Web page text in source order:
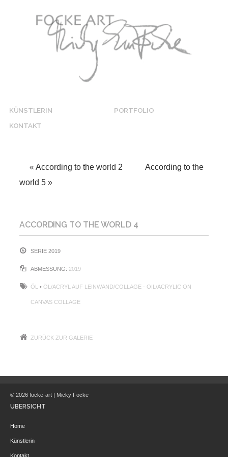
KÜNSTLERIN
PORTFOLIO
KONTAKT
« According to the world 2
According to the
world 5»
ACCORDING TO THE WORLD 4
SERIE 2019
ABMESSUNG: 2019
ÖL • ÖL/ACRYL AUF LEINWAND/COLLAGE - OIL/ACRYLIC ON
CANVAS COLLAGE
ZURÜCK ZUR GALERIE
© 2026 focke-art | Micky Focke
ÜBERSICHT
Home
Künstlerin
Kontakt